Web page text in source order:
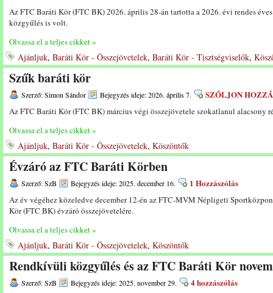
Az FTC Baráti Kör (FTC BK) 2026. április 28-án tartotta a 2026. évi rendes
közgyűlés is volt.
Olvassa el a teljes cikket »
Ajánljuk, Baráti Kör - Összejövetelek, Baráti Kör - Tisztségviselők,
Szűk baráti kör
Szerző: Simon Sándor Bejegyzés ideje: 2026. április 7. SZÓLJON HOZZÁ
Az FTC Baráti Kör (FTC BK) március végi összejövetele szokatlanul alacsony
Olvassa el a teljes cikket »
Ajánljuk, Baráti Kör - Összejövetelek, Köszöntők
Évzáró az FTC Baráti Körben
Szerző: SzB Bejegyzés ideje: 2025. december 16. 1 Hozzászólás
Az év végéhez közeledve december 12-én az FTC-MVM Népligeti
Kör (FTC BK) évzáró összejövetelére.
Olvassa el a teljes cikket »
Ajánljuk, Baráti Kör - Összejövetelek, Köszöntők
Rendkívüli közgyűlés és az FTC Baráti Kör
Szerző: SzB Bejegyzés ideje: 2025. november 29. 4 hozzászólás